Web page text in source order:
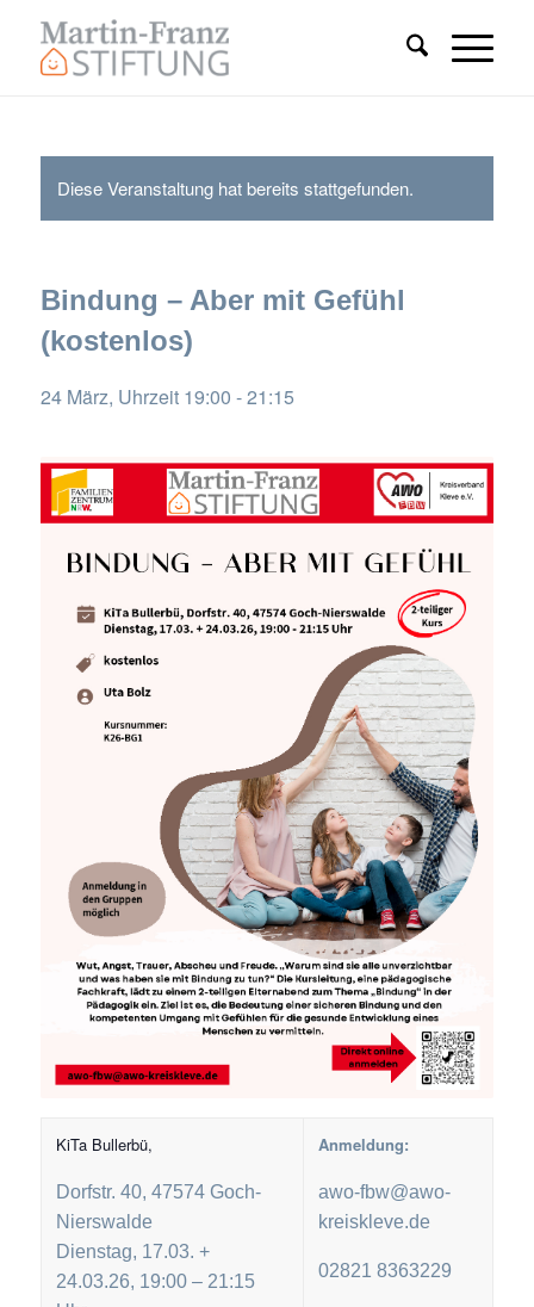
Diese Veranstaltung hat bereits stattgefunden.
Bindung – Aber mit Gefühl
(kostenlos)
24 März, Uhrzeit 19:00 -21:15
KiTa Bullerbü,
Dorfstr. 40, 47574 Goch-
Nierswalde
Dienstag, 17.03. +
24.03.26, 19:00 – 21:15
Anmeldung:
awo-fbw@awo-
kreiskleve.de
02821 8363229